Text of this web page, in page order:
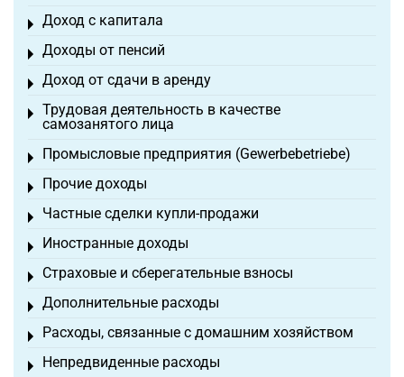
Доход с капитала
Toggle menu
Доходы от пенсий
Toggle menu
Доход от сдачи в аренду
Toggle menu
Трудовая деятельность в качестве
самозанятого лица
Toggle menu
Промысловые предприятия (Gewerbebetriebe)
Toggle menu
Прочие доходы
Toggle menu
Частные сделки купли-продажи
Toggle menu
Иностранные доходы
Toggle menu
Страховые и сберегательные взносы
Toggle menu
Дополнительные расходы
Toggle menu
Расходы, связанные с домашним хозяйством
Toggle menu
Непредвиденные расходы
Toggle menu